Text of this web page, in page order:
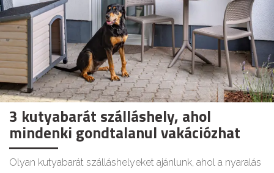
3 kutyabarát szálláshely, ahol
mindenki gondtalanul vakációzhat
Olyan kutyabarát szálláshelyeket ajánlunk, ahol a nyaralás